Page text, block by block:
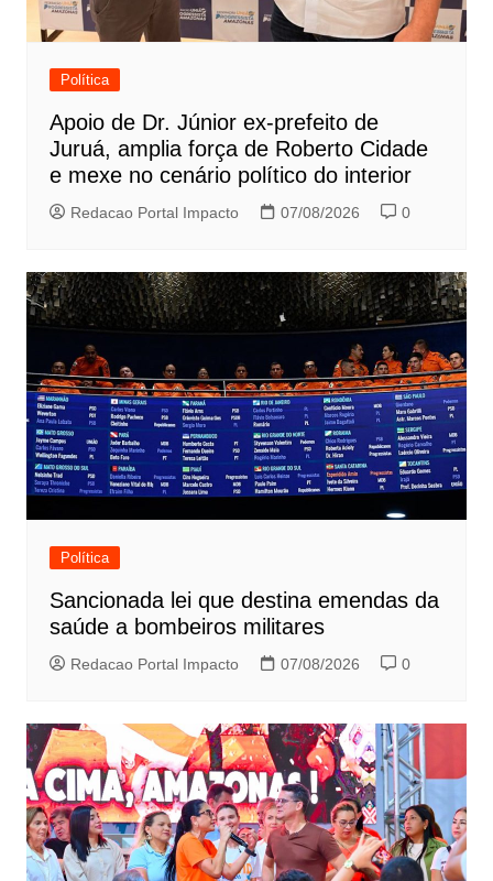
Política
Apoio de Dr. Júnior ex-prefeito de
Juruá, amplia força de Roberto Cidade
e mexe no cenário político do interior
Redacao Portal Impacto 07/08/2026 0
Política
Sancionada lei que destina emendas da
saúde a bombeiros militares
Redacao Portal Impacto 07/08/2026 0